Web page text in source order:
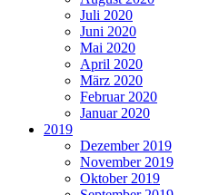
Juli 2020
Juni 2020
Mai 2020
April 2020
März 2020
Februar 2020
Januar 2020
2019
Dezember 2019
November 2019
Oktober 2019